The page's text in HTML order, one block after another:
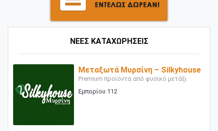
ΝΕΕΣ ΚΑΤΑΧΩΡΗΣΕΙΣ
Μεταξωτά Μυρσίνη – Silkyhouse
Premium προϊόντα από φυσικό μετάξι
Εμπορίου 112